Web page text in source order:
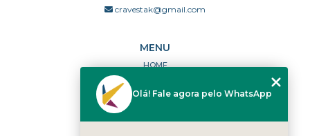
cravestak@gmail.com
MENU
HOME
PORTFÓLIO
DÚVIDAS FREQUENTES
Olá! Fale agora pelo WhatsApp